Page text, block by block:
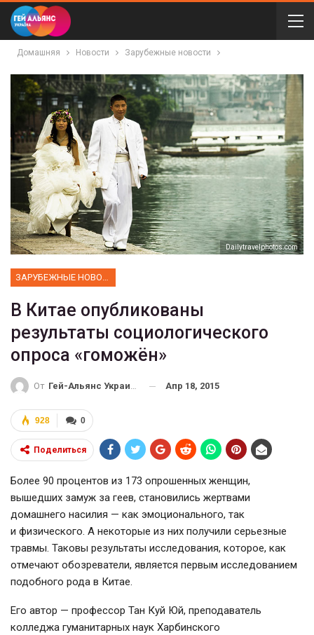
Домашняя Новости Зарубежные новости
Dailytravelphotos.com
В Китае опубликованы
результаты социологического
опроса «гоможён»
От Гей-Альянс Украина Апр 18, 2015
0
928
Поделиться
Более 90 процентов из 173 опрошенных женщин,
вышедших замуж за геев, становились жертвами
домашнего насилия — как эмоционального, так
и физического. А некоторые из них получили серьезные
травмы. Таковы результаты исследования, которое, как
отмечают обозреватели, является первым исследованием
подобного рода в Китае.
Его автор — профессор Тан Куй Юй, преподаватель
колледжа гуманитарных наук Харбинского